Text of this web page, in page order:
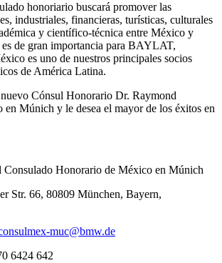
honoriario buscará promover las
industriales, financieras, turísticas, culturales
y científico-técnica entre México y
de gran importancia para BAYLAT,
es uno de nuestros principales socios
de América Latina.
Cónsul Honorario Dr. Raymond
Múnich y le desea el mayor de los éxitos en
Consulado Honorario de México en Múnich
Str. 66, 80809 München, Bayern,
muc@bmw.de
6424 642